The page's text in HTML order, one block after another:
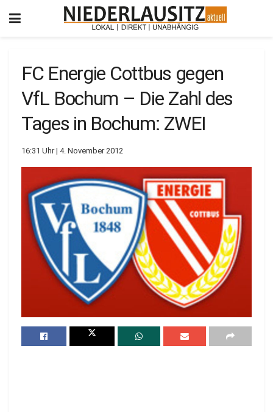
FC Energie Cottbus gegen
VfL Bochum – Die Zahl des
Tages in Bochum: ZWEI
16:31 Uhr | 4. November 2012